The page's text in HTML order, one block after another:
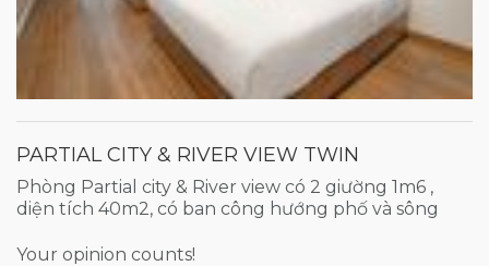
PARTIAL CITY & RIVER VIEW TWIN
Phòng Partial city & River view có 2 giường 1m6 ,
diện tích 40m2, có ban công hướng phố và sông
Your opinion counts!